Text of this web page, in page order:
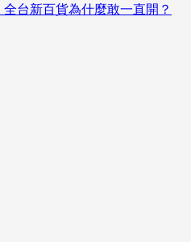
台新百貨為什麼敢一直開？